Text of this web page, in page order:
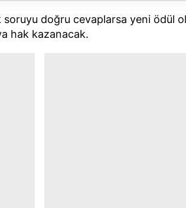
çerezler, sitemizin daha işlevsel
amaçlarıyla sınırlı olarak açık
soruyu doğru cevaplarsa yeni ödül
hak kazanacak.